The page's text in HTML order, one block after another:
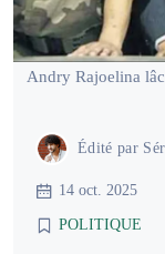
Andry Rajoelina
Édité par
14 oct. 2025
POLITIQUE